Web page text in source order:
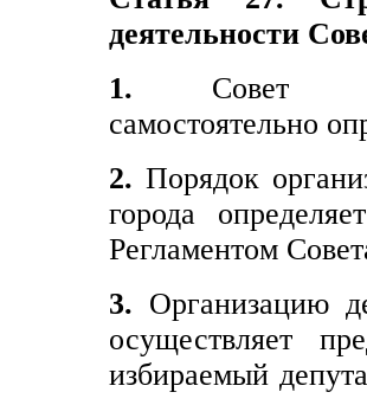
деятельности
1. Совет
самостоятельно
2. Порядок
города
Регламентом
3. Организацию
осуществляет
избираемый